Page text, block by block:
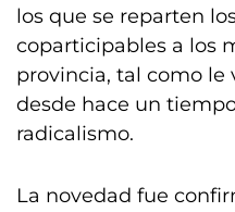
los que se reparten
coparticipables a los
provincia, tal como
desde hace un
radicalismo.
La novedad fue